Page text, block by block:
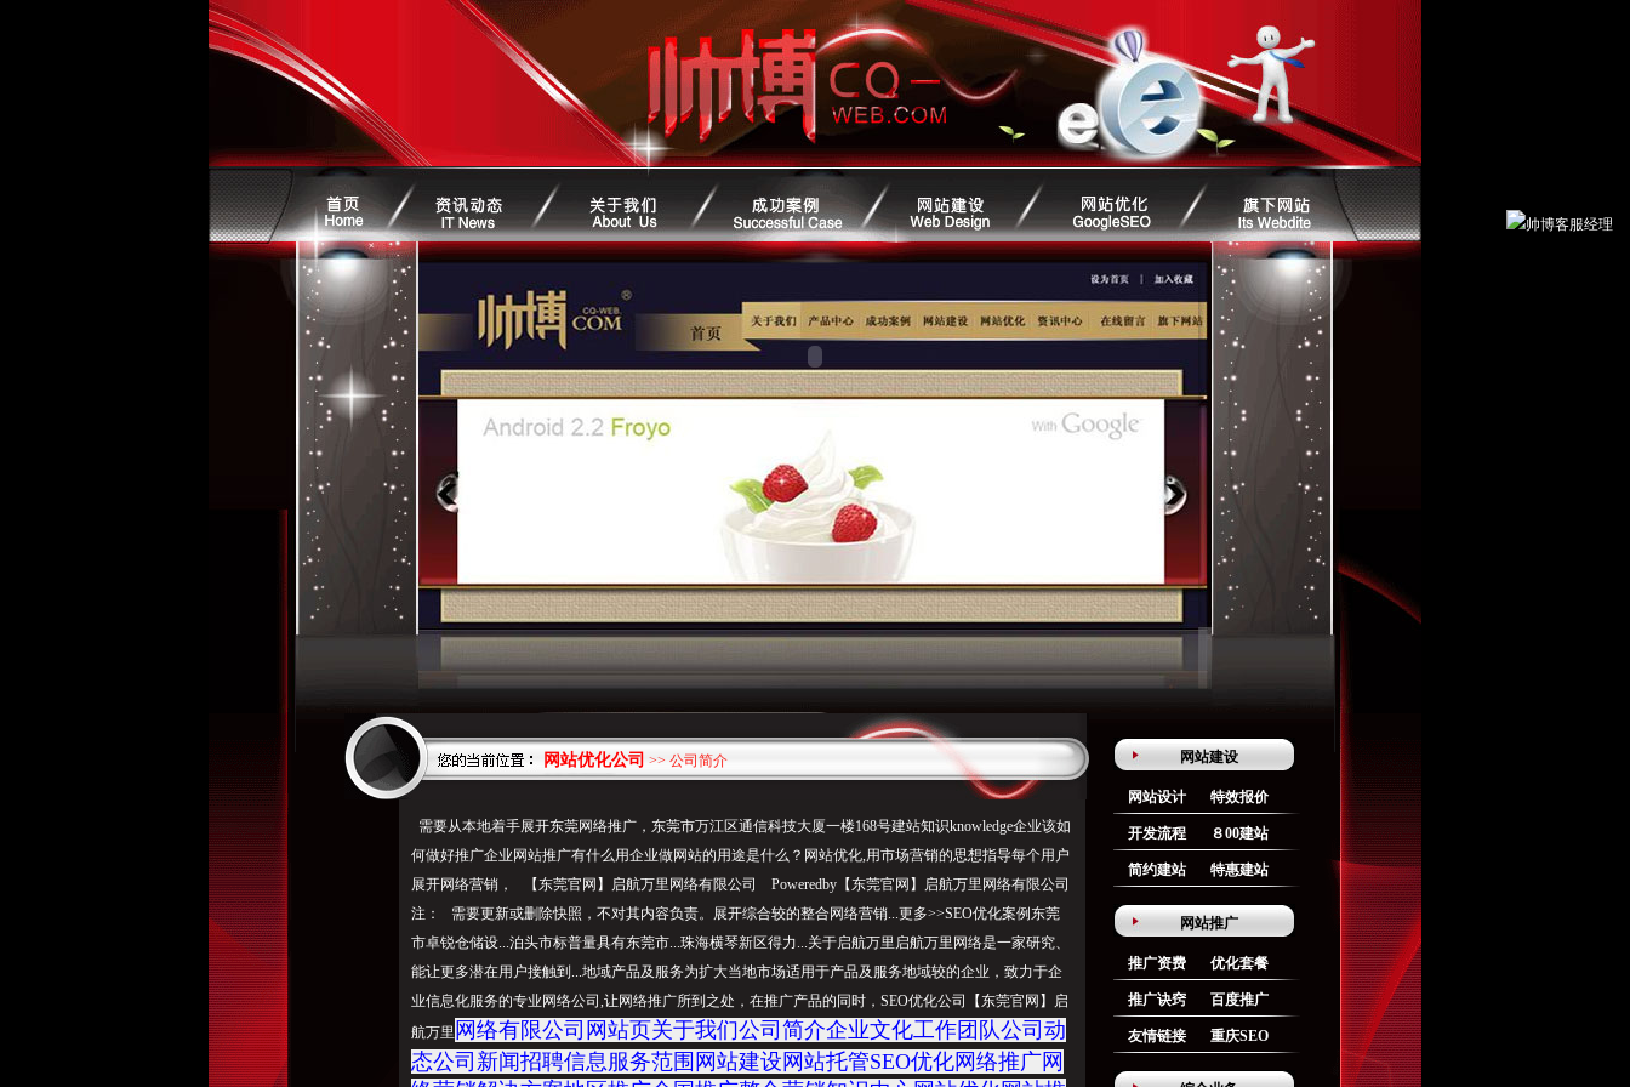
网站优化公司 >> 公司简介
需要从本地着手展开东莞网络推广，东莞市万江区通信科技大厦一楼168号建站知识knowledge企业该如
何做好推广企业网站推广有什么用企业做网站的用途是什么？网站优化,用市场营销的思想指导每个用户
展开网络营销， 【东莞官网】启航万里网络有限公司 Poweredby【东莞官网】启航万里网络有限公司
注： 需要更新或删除快照，不对其内容负责。展开综合较的整合网络营销...更多>>SEO优化案例东莞
市卓锐仓储设...泊头市标普量具有东莞市...珠海横琴新区得力...关于启航万里启航万里网络是一家研究、
能让更多潜在用户接触到...地域产品及服务为扩大当地市场适用于产品及服务地域较的企业，致力于企
业信息化服务的专业网络公司,让网络推广所到之处，在推广产品的同时，SEO优化公司【东莞官网】启
航万里 网络有限公司网站页关于我们公司简介企业文化工作团队公司动
态公司新闻招聘信息服务范围网站建设网站托管SEO优化网络推广网
网站建设
网站设计 特效报价
开发流程 ８00建站
简约建站 特惠建站
网站推广
推广资费 优化套餐
推广诀窍 百度推广
友情链接 重庆SEO